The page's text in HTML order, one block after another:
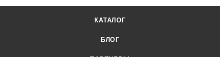
КАТАЛОГ
БЛОГ